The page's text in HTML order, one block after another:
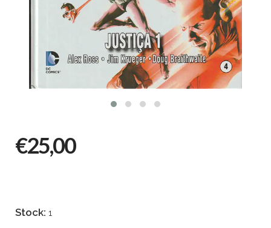
€25,00
Stock: 1